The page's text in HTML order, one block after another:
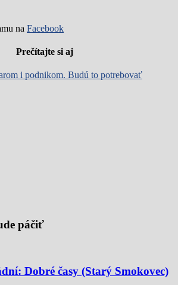
na Facebook
Prečítajte si aj
i podnikom. Budú to potrebovať
páčiť
Dobré časy (Starý Smokovec)